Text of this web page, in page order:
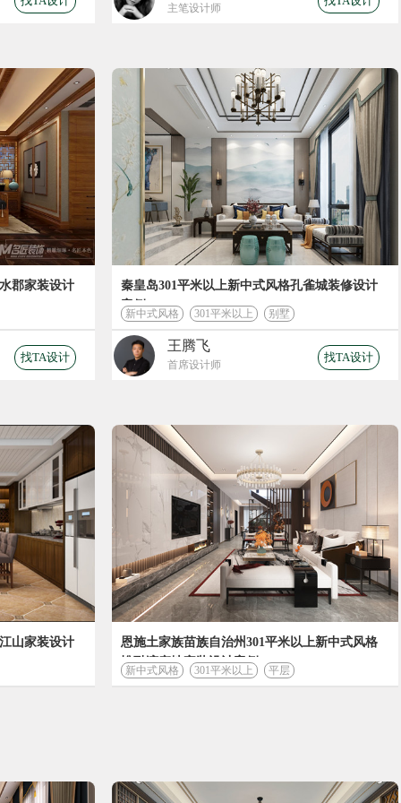
主笔设计师
郡家装设计
找TA设计
秦皇岛301平米以上新中式风格孔雀城装修设计
案例
新中式风格 301平米以上 别墅
王腾飞
首席设计师
找TA设计
山家装设计
恩施土家族苗族自治州301平米以上新中式风格
悅融湾亲地家装设计案例
新中式风格 301平米以上 平层